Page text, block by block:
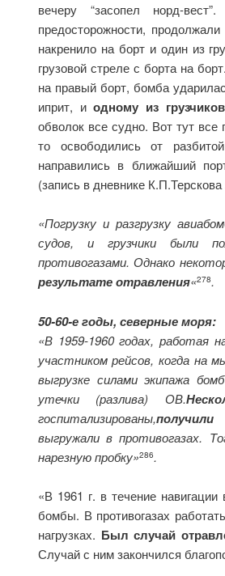
вечеру “засопел норд-
предосторожности,
накренило на борт и один из
грузовой стреле с борта на
на правый борт, бомба
иприт, иодному из
обволок все судно. Вот тут все
то освободились от
направились в ближайший
(запись в дневнике
«Погрузку и разгрузку
судов, и грузчики были
противогазами. Однако
результате отравления«278.
50-60-е годы, северные моря:
«В 1959-1960 годах, работая
участником рейсов, когда на
выгрузке силами экипажа
утечки (разлива) ОВ.
госпитализированы,
выгружали в противогазах.
нарезную пробку»286.
«В 1961 г. в течение
бомбы. В противогазах
нагрузках. Был случай
Случай с ним закончился